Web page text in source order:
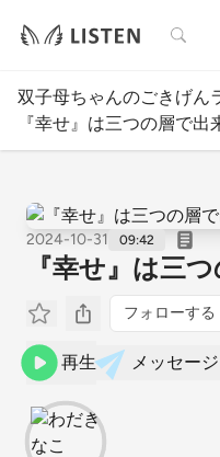
検索
双子母ちゃんのごきげん
『幸せ』は三つの層で出
2024-10-31 09:42
『幸せ』は三
フォローする
再生 メッセー